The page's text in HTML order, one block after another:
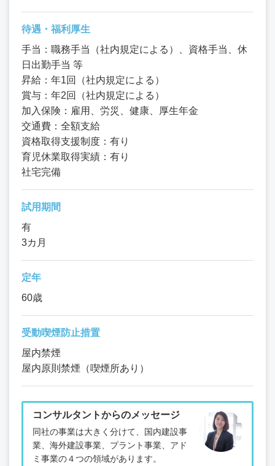
待遇・福利厚生
手当：職務手当（社内規定による）、資格手当、休
日出勤手当 等
昇給：年1回（社内規定による）
賞与：年2回（社内規定による）
加入保険：雇用、労災、健康、厚生年金
交通費：全額支給
資格取得支援制度：有り
育児休業取得実績：有り
社宅完備
試用期間
有
3カ月
定年
60歳
受動喫煙防止措置
屋内禁煙
屋内原則禁煙（喫煙所あり）
コンサルタントからのメッセージ
同社の事業は大きく分けて、国内建設事
業、海外建設事業、プラント事業、アド
ミ事業の４つの領域があります。